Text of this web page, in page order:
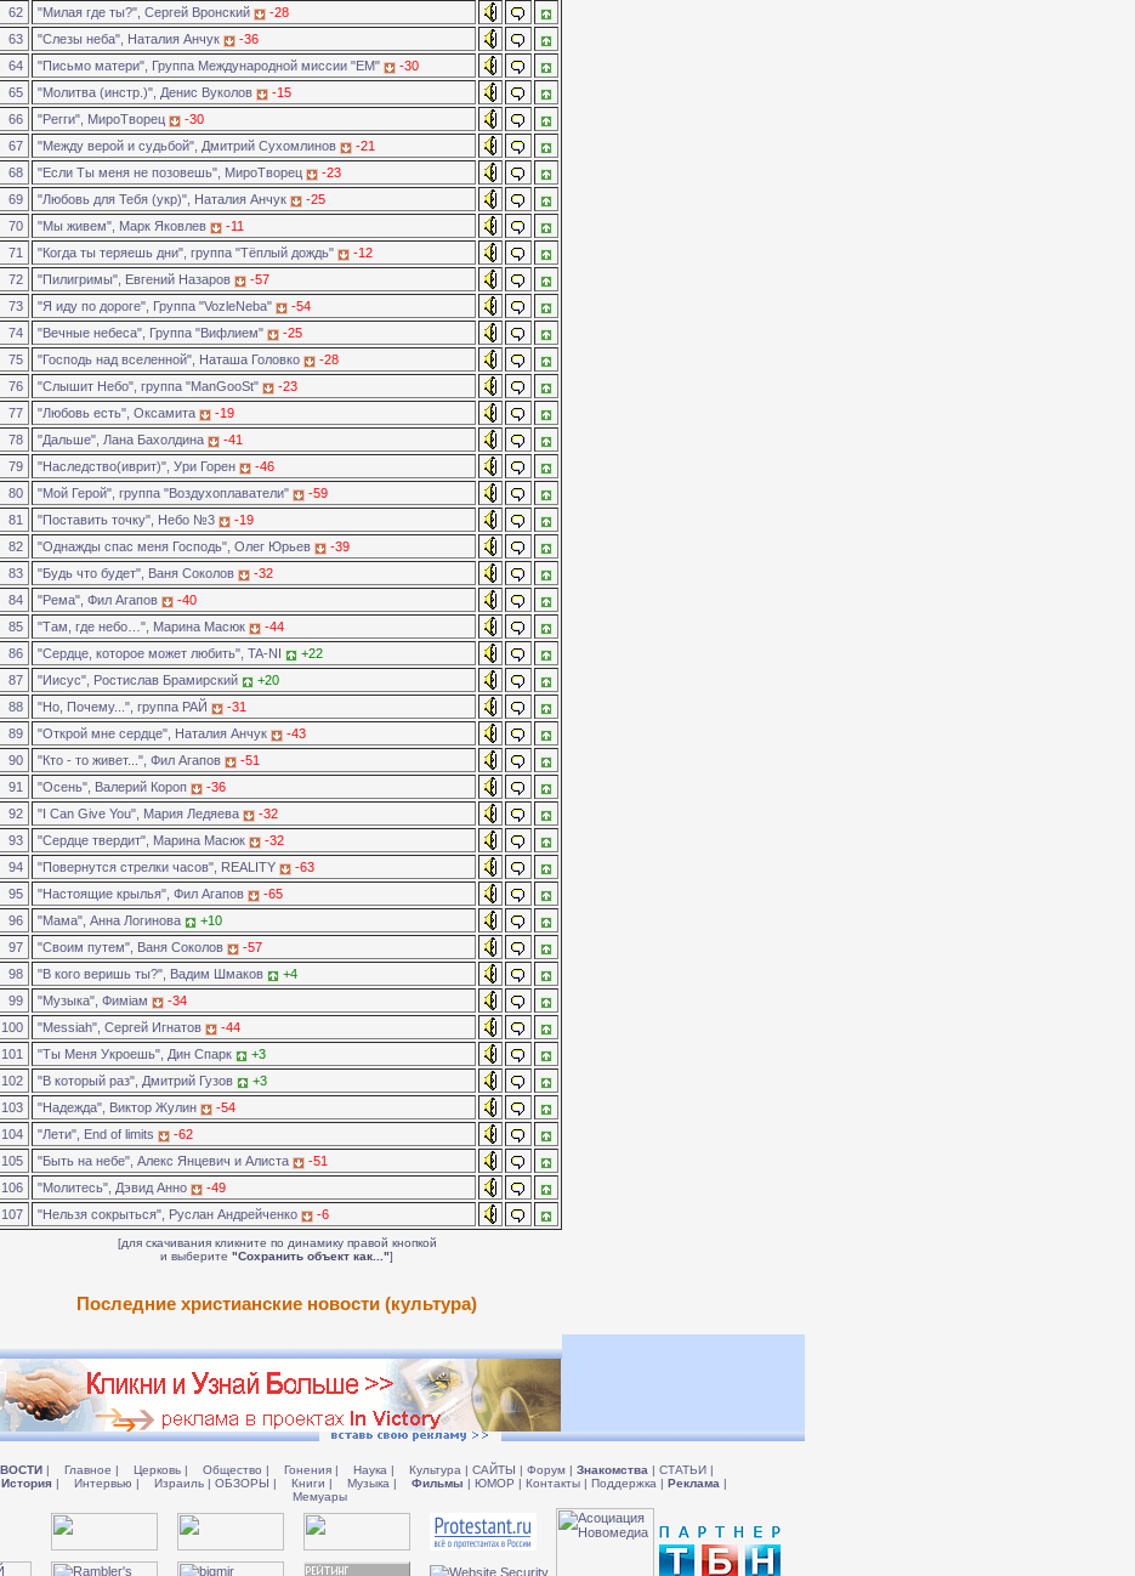
62
"Милая где ты?", Сергей Вронский
-28
63
"Слезы неба", Наталия Анчук
-36
64
"Письмо матери", Группа Международной миссии "ЕМ"
-30
65
"Молитва (инстр.)", Денис Вуколов
-15
66
"Регги", МироТворец
-30
67
"Между верой и судьбой", Дмитрий Сухомлинов
-21
68
"Если Ты меня не позовешь", МироТворец
-23
69
"Любовь для Тебя (укр)", Наталия Анчук
-25
70
"Мы живем", Марк Яковлев
-11
71
"Когда ты теряешь дни", группа "Тёплый дождь"
-12
72
"Пилигримы", Евгений Назаров
-57
73
"Я иду по дороге", Группа "VozleNeba"
-54
74
"Вечные небеса", Группа "Вифлием"
-25
75
"Господь над вселенной", Наташа Головко
-28
76
"Слышит Небо", группа "ManGooSt"
-23
77
"Любовь есть", Оксамита
-19
78
"Дальше", Лана Бахолдина
-41
79
"Наследство(иврит)", Ури Горен
-46
80
"Мой Герой", группа "Воздухоплаватели"
-59
81
"Поставить точку", Небо №3
-19
82
"Однажды спас меня Господь", Олег Юрьев
-39
83
"Будь что будет", Ваня Соколов
-32
84
"Рема", Фил Агапов
-40
85
"Там, где небо…", Марина Масюк
-44
86
"Сердце, которое может любить", TA-NI
+22
87
"Иисус", Ростислав Брамирский
+20
88
"Но, Почему...", группа РАЙ
-31
89
"Открой мне сердце", Наталия Анчук
-43
90
"Кто - то живет...", Фил Агапов
-51
91
"Осень", Валерий Короп
-36
92
"I Can Give You", Мария Ледяева
-32
93
"Сердце твердит", Марина Масюк
-32
94
"Повернутся стрелки часов", REALITY
-63
95
"Настоящие крылья", Фил Агапов
-65
96
"Мама", Анна Логинова
+10
97
"Своим путем", Ваня Соколов
-57
98
"В кого веришь ты?", Вадим Шмаков
+4
99
"Музыка", Фимiам
-34
100
"Messiah", Сергей Игнатов
-44
101
"Ты Меня Укроешь", Дин Спарк
+3
102
"В который раз", Дмитрий Гузов
+3
103
"Надежда", Виктор Жулин
-54
104
"Лети", End of limits
-62
105
"Быть на небе", Алекс Янцевич и Алиста
-51
106
"Молитесь", Дэвид Анно
-49
107
"Нельзя сокрыться", Руслан Андрейченко -6
[для скачивания кликните по динамику правой кнопкой
и выберите "Сохранить объект как..."]
Последние христианские новости (культура)
| Главное | Церковь | Общество | Гонения | Наука | Культура | САЙТЫ | Форум | Знакомства | СТАТЬИ |
История | Интервью | Израиль | ОБЗОРЫ | Книги | Музыка | Фильмы | ЮМОР | Контакты | Поддержка | Реклама |
Мемуары